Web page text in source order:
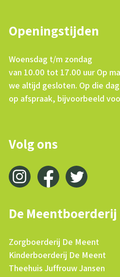
Openingstijden
Woensdag t/m zondag
van 10.00 tot 17.00 uur Op
we altijd gesloten. Op die
op afspraak, bijvoorbeeld
Volg ons
De Meentboerderij
Zorgboerderij De Meent
Kinderboerderij De Meent
Theehuis Juffrouw Jansen